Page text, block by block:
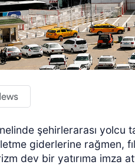
şehirlerarası yolcu
giderlerine rağmen,
dev bir yatırıma imza